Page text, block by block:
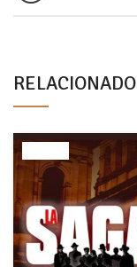
RELACIONADO